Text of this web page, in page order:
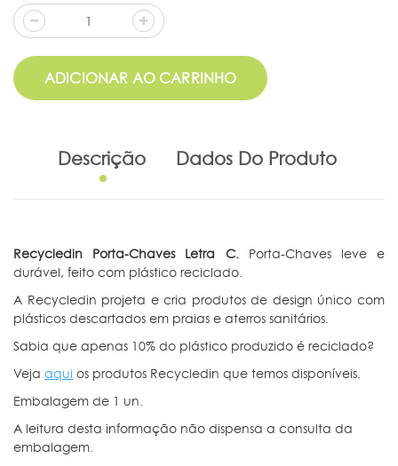
ADICIONAR AO CARRINHO
Descrição Dados Do Produto
Recycledin Porta-Chaves Letra C. Porta-Chaves leve e
durável, feito com plástico reciclado.
A Recycledin projeta e cria produtos de design único com
plásticos descartados em praias e aterros sanitários.
Sabia que apenas 10% do plástico produzido é reciclado?
Veja aqui os produtos Recycledin que temos disponíveis.
Embalagem de 1 un.
A leitura desta informação não dispensa a consulta da
embalagem.